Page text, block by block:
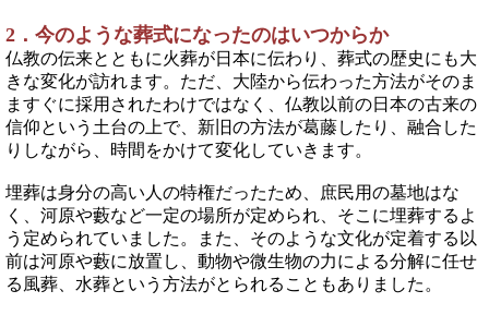
2．今のような葬式になったのはいつからか
仏教の伝来とともに火葬が日本に伝わり、葬式の歴史にも大
きな変化が訪れます。ただ、大陸から伝わった方法がそのま
ますぐに採用されたわけではなく、仏教以前の日本の古来の
信仰という土台の上で、新旧の方法が葛藤したり、融合した
りしながら、時間をかけて変化していきます。
埋葬は身分の高い人の特権だったため、庶民用の墓地はな
く、河原や藪など一定の場所が定められ、そこに埋葬するよ
う定められていました。また、そのような文化が定着する以
前は河原や藪に放置し、動物や微生物の力による分解に任せ
る風葬、水葬という方法がとられることもありました。